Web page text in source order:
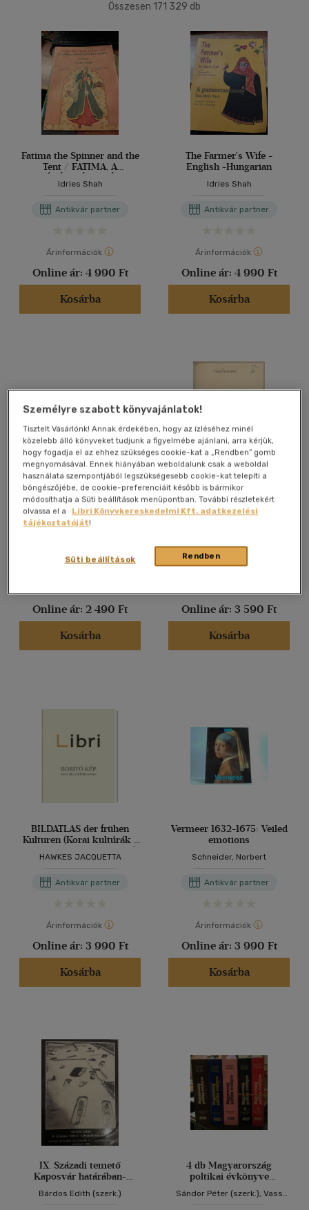
4500 Ft felett
Korosztály szerint
Gyermek(536)
0 - 3 év (2)
mind(493)
Ifjúsági (83)
6 -10 év(20)
Gyermek és ifjúsági
Felnőtt (636)
Nyelv szerint
Angol-német-francia-
Héber (1)
Holland(145)
Latin(256)
Latin (1)
több nyelv megjelenítése
Vélemény szerint
(3)
(1)
Összesen 171 329 db
Fatima the Spinner and the
Tent / FATIMA, A
FONÓLÁNY ÉS A SÁTOR:
Bilingual English-
Kétnyelvű angol-magyar
Idries Shah
Antikvár partner
Árinformációk
Online ár: 4 990 Ft
Kosárba
The Farmer's Wife -
English -Hungarian
Idries Shah
Antikvár partner
Árinformációk
Online ár: 4 990 Ft
Kosárba
Miért olyan fontos
szervezetünk számára a
zsíroldékony B-vitamin? -
Amit a cukorbetegségről és
Online ár: 2 490 Ft
Kosárba
Francois Villon et les
Thémes Poétiques du
Moyen-Age
Antikvár partner
Online ár: 3 590 Ft
Kosárba
BILDATLAS der frühen
Kulturen (Korai kultúrák -
képatlasz német nyelven)
HAWKES JACQUETTA
Antikvár partner
Árinformációk
Online ár: 3 990 Ft
Kosárba
Vermeer 1632-1675: Veiled
emotions
Schneider, Norbert
Antikvár partner
Árinformációk
Online ár: 3 990 Ft
Kosárba
IX. Századi temető
Kaposvár határában-
Somogy megyei
múzeumok közleményei
Bárdos Edith (szerk.)
4 db Magyarország
poltikai évkönyve
2004+2005+2006+2007 I-
II. évszámok
Sándor Péter (szerk.), Vass
Személyre szabott könyvajánlatok!
Tisztelt Vásárlónk! Annak érdekében, hogy az ízléséhez minél
közelebb álló könyveket tudjunk a figyelmébe ajánlani, arra kérjük,
hogy fogadja el az ehhez szükséges cookie-kat a „Rendben” gomb
megnyomásával. Ennek hiányában weboldalunk csak a weboldal
használata szempontjából legszükségesebb cookie-kat telepíti a
böngészőjébe, de cookie-preferenciáit később is bármikor
módosíthatja a Süti beállítások menüpontban. További részletekért
olvassa el a
Libri Könyvkereskedelmi Kft. adatkezelési
tájékoztatóját!
Rendben
Süti beállítások